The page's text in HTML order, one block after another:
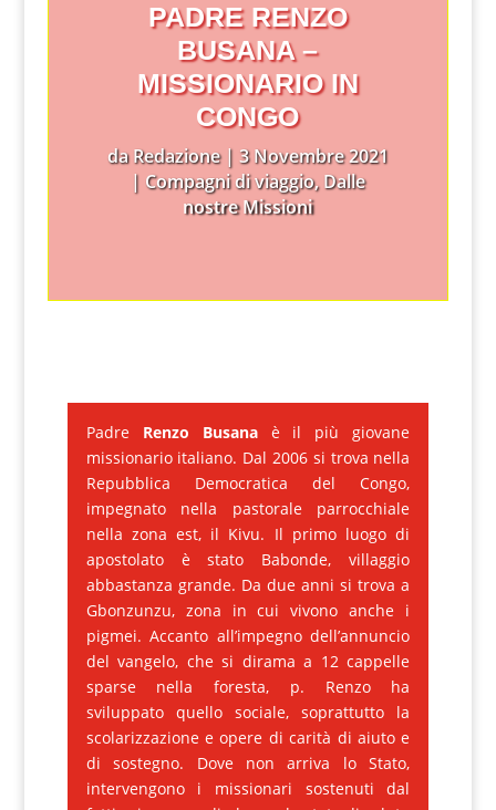
PADRE RENZO
BUSANA –
MISSIONARIO IN
CONGO
daRedazione| 3 Novembre 2021
| Compagni di viaggio,Dalle
nostre Missioni
Padre Renzo Busanaè il più giovane
missionario italiano. Dal 2006 si trova nella
Repubblica Democratica del Congo,
impegnato nella pastorale parrocchiale
nella zona est, il Kivu. Il primo luogo di
apostolato è stato Babonde, villaggio
abbastanza grande. Da due anni si trova a
Gbonzunzu, zona in cui vivono anche i
pigmei. Accanto all’impegno dell’annuncio
del vangelo, che si dirama a 12 cappelle
sparse nella foresta, p. Renzo ha
sviluppato quello sociale, soprattutto la
scolarizzazione e opere di carità di aiuto e
di sostegno. Dove non arriva lo Stato,
intervengono i missionari sostenuti dal